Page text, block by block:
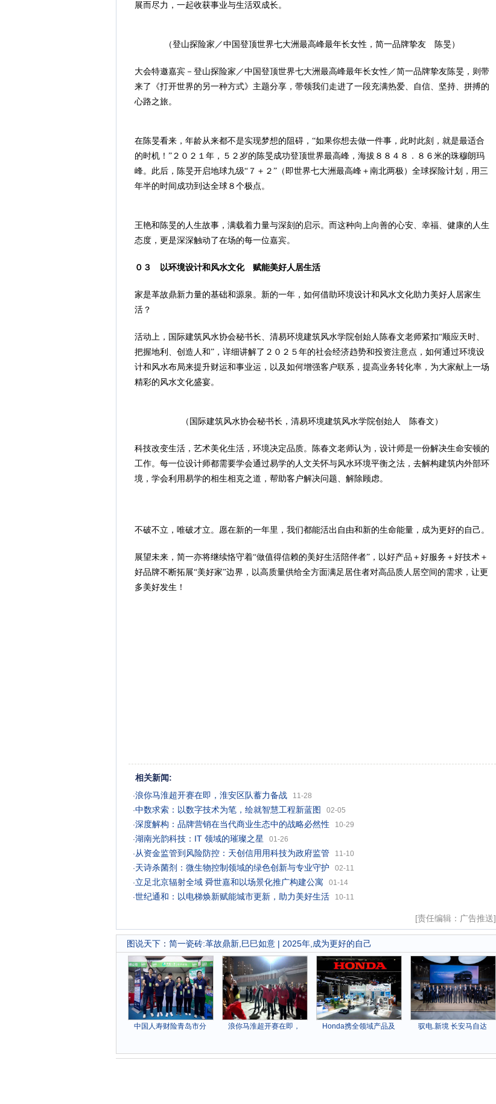
展而尽力，一起收获事业与生活双成长。
（登山探险家／中国登顶世界七大洲最高峰最年长女性，简一品牌挚友 陈旻）
大会特邀嘉宾－登山探险家／中国登顶世界七大洲最高峰最年长女性／简一品牌挚友陈旻，则带
来了《打开世界的另一种方式》主题分享，带领我们走进了一段充满热爱、自信、坚持、拼搏的
心路之旅。
在陈旻看来，年龄从来都不是实现梦想的阻碍，“如果你想去做一件事，此时此刻，就是最适合
的时机！”２０２１年，５２岁的陈旻成功登顶世界最高峰，海拔８８４８．８６米的珠穆朗玛
峰。此后，陈旻开启地球九级“７＋２”（即世界七大洲最高峰＋南北两极）全球探险计划，用三
年半的时间成功到达全球８个极点。
王艳和陈旻的人生故事，满载着力量与深刻的启示。而这种向上向善的心安、幸福、健康的人生
态度，更是深深触动了在场的每一位嘉宾。
０３ 以环境设计和风水文化 赋能美好人居生活
家是革故鼎新力量的基础和源泉。新的一年，如何借助环境设计和风水文化助力美好人居家生
活？
活动上，国际建筑风水协会秘书长、清易环境建筑风水学院创始人陈春文老师紧扣“顺应天时、
把握地利、创造人和”，详细讲解了２０２５年的社会经济趋势和投资注意点，如何通过环境设
计和风水布局来提升财运和事业运，以及如何增强客户联系，提高业务转化率，为大家献上一场
精彩的风水文化盛宴。
（国际建筑风水协会秘书长，清易环境建筑风水学院创始人 陈春文）
科技改变生活，艺术美化生活，环境决定品质。陈春文老师认为，设计师是一份解决生命安顿的
工作。每一位设计师都需要学会通过易学的人文关怀与风水环境平衡之法，去解构建筑内外部环
境，学会利用易学的相生相克之道，帮助客户解决问题、解除顾虑。
不破不立，唯破才立。愿在新的一年里，我们都能活出自由和新的生命能量，成为更好的自己。
展望未来，简一亦将继续恪守着“做值得信赖的美好生活陪伴者”，以好产品＋好服务＋好技术＋
好品牌不断拓展“美好家”边界，以高质量供给全方面满足居住者对高品质人居空间的需求，让更
多美好发生！
相关新闻:
·浪你马淮超开赛在即，淮安区队蓄力备战
11-28
·中数求索：以数字技术为笔，绘就智慧工程新蓝图
02-05
·深度解构：品牌营销在当代商业生态中的战略必然性
10-29
·湖南光韵科技：IT 领域的璀璨之星
01-26
· 从资金监管到风险防控：天创信用用科技为政府监管
11-10
·天诗杀菌剂：微生物控制领域的绿色创新与专业守护
02-11
·立足北京辐射全域 舜世嘉和以场景化推广构建公寓
01-14
·世纪通和：以电梯焕新赋能城市更新，助力美好生活 10-11
[责任编辑：广告推送]
图说天下 ： 简一瓷砖:革故鼎新,巳巳如意 | 2025年,成为更好的自己
中国人寿财险青岛市分 浪你马淮超开赛在即， Honda携全领域产品及 驭电.新境 长安马自达